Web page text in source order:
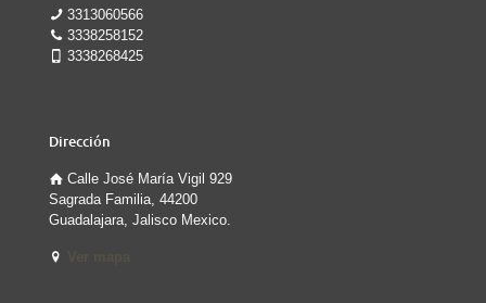
3313060566
3338258152
3338268425
Dirección
Calle José María Vigil 929
Sagrada Familia, 44200
Guadalajara, Jalisco Mexico.